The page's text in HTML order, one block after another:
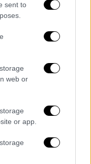
sent to
web or
or app.
Την παραγωγή
Γουάιτ (Tim
της Star
Στόουελ
Sports., της
ντοκιμαντέρ
θα ενώσει
Τσόπρα
την
(Michael